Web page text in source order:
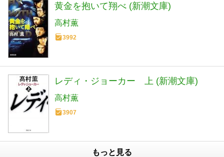
黄金を抱いて翔べ (新潮文庫)
高村薫
3992
レディ・ジョーカー 上 (新潮文庫)
高村薫
3907
もっと見る